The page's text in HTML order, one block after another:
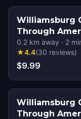
Williamsburg
Through
0.2 km away · 2
★4.4(30 reviews)
$9.99
Williamsburg
Through